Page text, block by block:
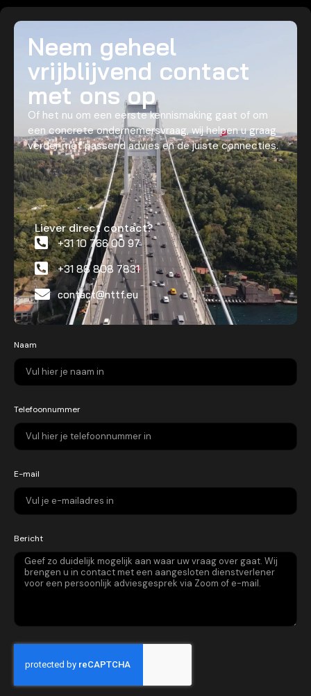
Neem geheel
vrijblijvend contact
met ons op
Of het nu om een eerste kennismaking gaat of om
een concrete ondernemersvraag, wij helpen u graag
verder met passend advies en de juiste connecties.
Liever direct contact?
+31 10 766 00 97
+31 88 808 7831
contact@nttf.eu
Naam
Telefoonnummer
E-mail
Bericht